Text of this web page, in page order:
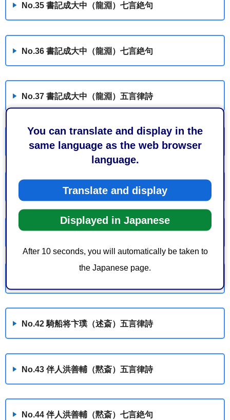
You can translate and display in the
same language as the web browser
language.
Translate and display
Displayed in Japanese
After 10 seconds, you will automatically be taken to
the Japanese page.
No.35 書記成大中（龍淵）七言絶句
No.36 書記成大中（龍淵）七言絶句
No.37 書記成大中（龍淵）五言律詩
No.38 書記金仁謙（退石・士安）五言律詩
No.39 書記金仁謙（退石・士安）七言絶句
No.40 書記金仁謙（退石・士安）五言律詩
No.42 騎船将卞璞（述斎）五言律詩
No.43 伴人洪善輔（黙斎）五言律詩
No.44 伴人洪善輔（黙斎）七言絶句